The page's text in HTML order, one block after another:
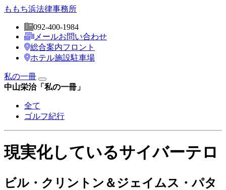
ももち浜法律事務所
092-400-1984
メールお問い合わせ
総合案内フロント
ホテル施設駐車場
私の一冊
中山栄治「私の一冊」
全て
ゴルフ紀行
現実化しているサイバーテロ
ビル・クリントン＆ジェイムス・パタ